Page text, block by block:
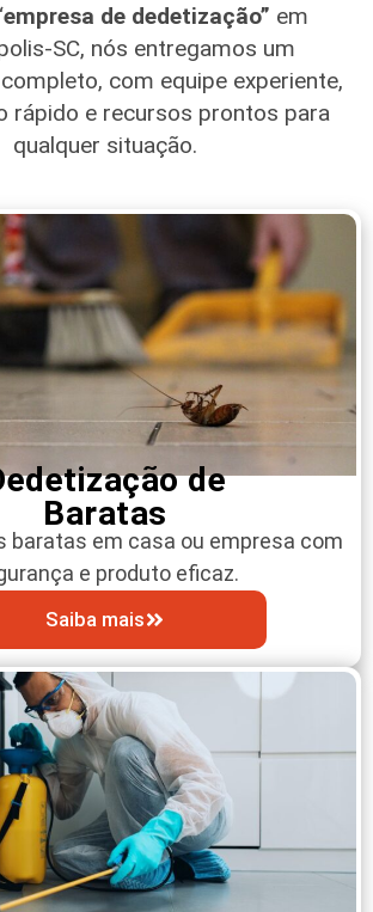
empresa de dedetização” em
SC, nós entregamos um
com equipe experiente,
rápido e recursos prontos para
qualquer situação.
de
Baratas
baratas em casa ou empresa com
e produto eficaz.
Saiba mais